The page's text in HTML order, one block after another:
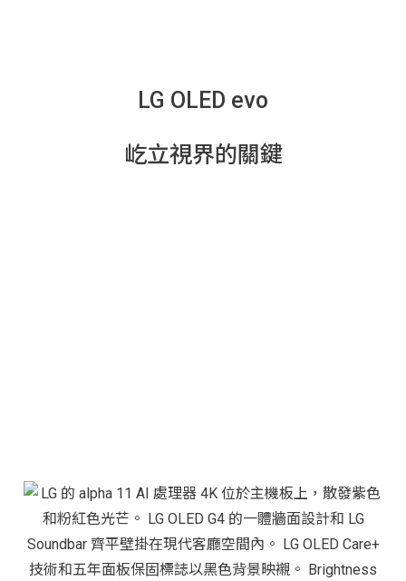
LG OLED evo
屹立視界的關鍵